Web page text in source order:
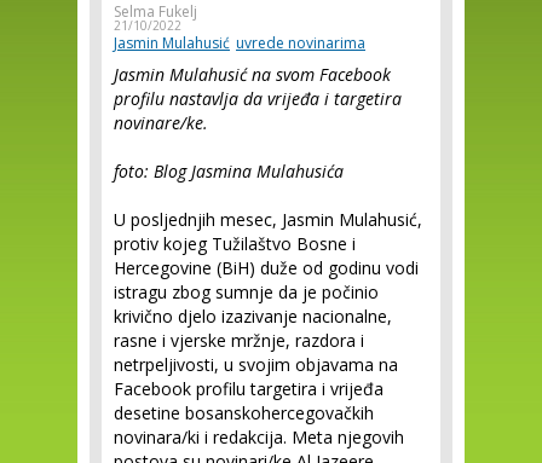
Selma Fukelj
21/10/2022
Jasmin Mulahusić uvrede novinarima
Jasmin Mulahusić na svom Facebook
profilu nastavlja da vrijeđa i targetira
novinare/ke.
foto: Blog Jasmina Mulahusića
U posljednjih mesec, Jasmin Mulahusić,
protiv kojeg Tužilaštvo Bosne i
Hercegovine (BiH) duže od godinu vodi
istragu zbog sumnje da je počinio
krivično djelo izazivanje nacionalne,
rasne i vjerske mržnje, razdora i
netrpeljivosti, u svojim objavama na
Facebook profilu targetira i vrijeđa
desetine bosanskohercegovačkih
novinara/ki i redakcija. Meta njegovih